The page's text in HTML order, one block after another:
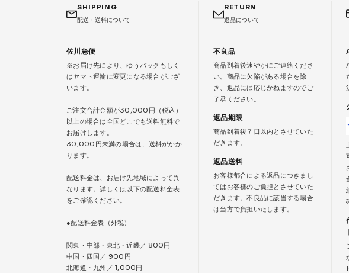
SHIPPING
配送・送料について
佐川急便
※お届け先により、ゆうパックもしく
はヤマト運輸に変更になる場合がござ
います。
ご注文合計金額が30,000円（税込）
以上の場合は全国どこでも送料無料で
お届けします。
30,000円未満の場合は、送料がかか
ります。
配送料金は、お届け先地域によって異
なります。詳しくは以下の配送料金表
をご確認ください。
●配送料金表（外税）
関東・中部・東北・近畿／ 800円
中国・四国／ 900円
北海道・九州／ 1,000円
RETURN
返品について
不良品
商品到着後速やかにご連絡くださ
い。商品に欠陥がある場合を除
き、返品には応じかねますのでご
了承ください。
返品期限
商品到着後７日以内とさせていた
だきます。
返品送料
お客様都合による返品につきまし
てはお客様のご負担とさせていた
だきます。不良品に該当する場合
は当方で負担いたします。